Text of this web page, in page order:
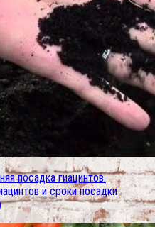
посадка гиацинтов.
и сроки посадки